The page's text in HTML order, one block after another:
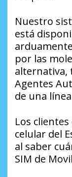
Nuestro
está
por las
alternativa,
Agentes
de una
Los
celular del
al saber
SIM de